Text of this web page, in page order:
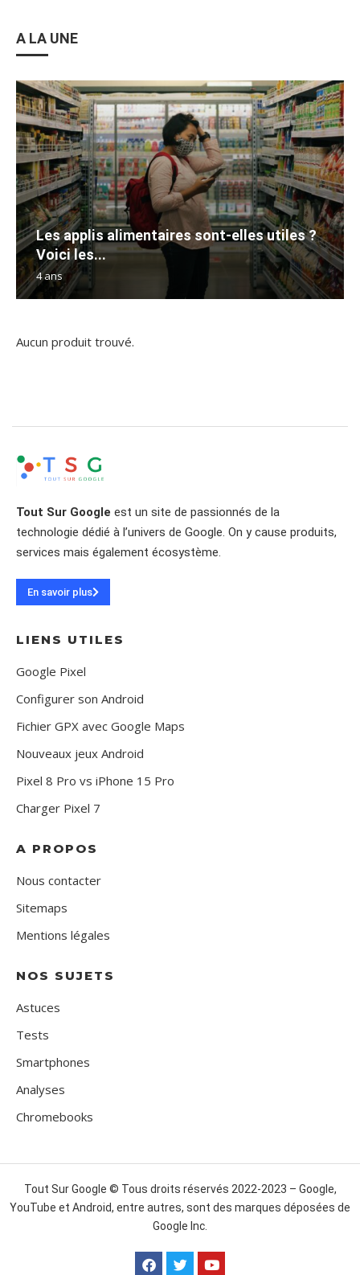
A LA UNE
Les applis alimentaires sont-elles utiles ?
Voici les...
4 ans
Aucun produit trouvé.
Tout Sur Google est un site de passionnés de la
technologie dédié à l’univers de Google. On y cause produits,
services mais également écosystème.
En savoir plus
LIENS UTILES
Google Pixel
Configurer son Android
Fichier GPX avec Google Maps
Nouveaux jeux Android
Pixel 8 Pro vs iPhone 15 Pro
Charger Pixel 7
A PROPOS
Nous contacter
Sitemaps
Mentions légales
NOS SUJETS
Astuces
Tests
Smartphones
Analyses
Chromebooks
Tout Sur Google © Tous droits réservés 2022-2023 – Google,
YouTube et Android, entre autres, sont des marques déposées de
Google Inc.